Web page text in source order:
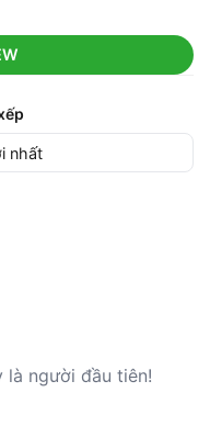
là người đầu tiên!